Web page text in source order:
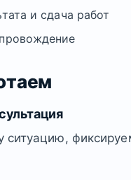
и сдача работ
ситуацию,